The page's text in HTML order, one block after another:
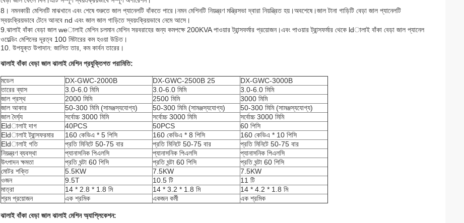
8। নমনকারী মেশিনটি মাঝখানে এবং শেষে শুরুতে জাল প্যানেলটি বাঁকতে পারে।নমন মেশিনটি নিয়ন্ত্রণ মন্ত্রিসভা দ্বারা নিয়ন্ত্রিত হয়।অবশেষে।জাল টানা গাড়িটি বেড়া জাল প্যানেলটি
স্বয়ংক্রিয়ভাবে টেনে আনবে nd এবং জাল জাল গাড়িতে স্বয়ংক্রিয়ভাবে নেমে আসে।
9. ঝালাই বাঁকা বেড়া জাল weালাই মেশিন চলমান মেশিন সরবরাহের জন্য কমপক্ষে 200KVA পাওয়ার ট্রান্সফর্মার প্রয়োজন।এবং পাওয়ার ট্রান্সফর্মার থেকে ldালাই বাঁকা বেড়া জাল প্যানেল
ওয়েল্ডিং মেশিনের দূরত্ব 100 মিটারের কম হওয়া উচিত।
10. উপযুক্ত উপাদান: জালিত তার, কম কার্বন তারের।
ঝালাই বাঁকা বেড়া জাল ঝালাই মেশিন প্রযুক্তিগত পরামিতি:
মডেল DX-GWC-2000B DX-GWC-2500B 25
DX-GWC-3000B
তারের ব্যাস
3.0-6.0 মিমি 3.0-6.0 মিমি
3.0-6.0 মিমি
জাল প্রস্থ
2000 মিমি 2500 মিমি
3000 মিমি
জাল আকার
50-300 মিমি (সামঞ্জস্যযোগ্য) 50-300 মিমি (সামঞ্জস্যযোগ্য)
50-300 মিমি (সামঞ্জস্যযোগ্য)
জাল দৈর্ঘ্য
সর্বোচ্চ 3000 মিমি সর্বোচ্চ 3000 মিমি
সর্বোচ্চ 3000 মিমি
Eldালাই দাগ
40PCS 50PCS
60 পিসি
Eldালাই ট্রান্সফরমার
160 কেভিএ * 5 পিসি 160 কেভিএ * 8 পিসি
160 কেভিএ * 10 পিসি
Eldালাই গতি
প্রতি মিনিটে 50-75 বার প্রতি মিনিটে 50-75 বার
প্রতি মিনিটে 50-75 বার
নিয়ন্ত্রণ ব্যবস্থা
প্যানাসনিক পিএলসি প্যানাসনিক পিএলসি
প্যানাসনিক পিএলসি
উৎপাদন ক্ষমতা
প্রতি ঘন্টা 60 পিসি প্রতি ঘন্টা 60 পিসি
প্রতি ঘন্টা 60 পিসি
মোটর শক্তি
5.5KW 7.5KW
7.5KW
ওজন
9.5T 10.5 টি
11 টি
মাত্রা
14 * 2.8 * 1.8 মি 14 * 3.2 * 1.8 মি
14 * 4.2 * 1.8 মি
শ্রম প্রয়োজন
এক শ্রমিক একজন কর্মী এক শ্রমিক
ঝালাই বাঁকা বেড়া জাল ঝালাই মেশিন অ্যাপ্লিকেশন: